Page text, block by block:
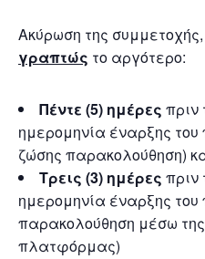
Ακύρωση της
γραπτώς το αργότερο:
Πέντε (5) ημέρες πριν
ημερομηνία έναρξης
ζώσης παρακολούθηση)
Τρεις (3) ημέρες πριν
ημερομηνία έναρξης
παρακολούθηση μέσω της
πλατφόρμας)